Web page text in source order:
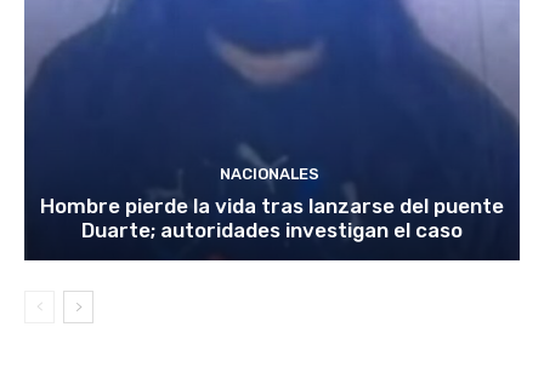
NACIONALES
Hombre pierde la vida tras lanzarse del puente
Duarte; autoridades investigan el caso